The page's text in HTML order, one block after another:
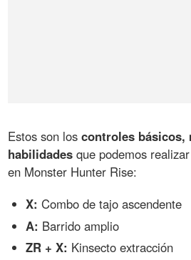
Estos son loscontroles básicos,
habilidades que podemos
en Monster Hunter Rise:
X: Combo de tajo ascendente
A: Barrido amplio
ZR + X: Kinsecto extracción